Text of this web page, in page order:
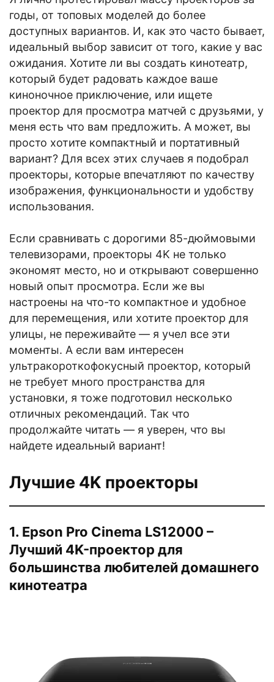
годы, от топовых моделей до более
доступных вариантов. И, как это часто бывает,
идеальный выбор зависит от того, какие у вас
ожидания. Хотите ли вы создать кинотеатр,
который будет радовать каждое ваше
киноночное приключение, или ищете
проектор для просмотра матчей с друзьями, у
меня есть что вам предложить. А может, вы
просто хотите компактный и портативный
вариант? Для всех этих случаев я подобрал
проекторы, которые впечатляют по качеству
изображения, функциональности и удобству
использования.
Если сравнивать с дорогими 85-дюймовыми
телевизорами, проекторы 4K не только
экономят место, но и открывают совершенно
новый опыт просмотра. Если же вы
настроены на что-то компактное и удобное
для перемещения, или хотите проектор для
улицы, не переживайте — я учел все эти
моменты. А если вам интересен
ультракороткофокусный проектор, который
не требует много пространства для
установки, я тоже подготовил несколько
отличных рекомендаций. Так что
продолжайте читать — я уверен, что вы
найдете идеальный вариант!
Лучшие 4K проекторы
1. Epson Pro Cinema LS12000 –
Лучший 4K-проектор для
большинства любителей домашнего
кинотеатра